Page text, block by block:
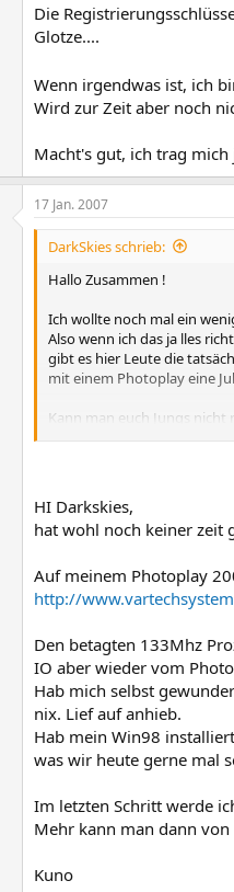
Die
Glotze....
Wenn irgendwas ist, ich
Wird zur Zeit aber noch
Macht's gut, ich trag mich
17 Jan. 2007
DarkSkies schrieb:
Hallo Zusammen !
Ich wollte noch mal ein
Also wenn ich das ja lles
gibt es hier Leute die
mit einem Photoplay eine
Kann man euch Jungs
Gruß
Oberbergischem
DarkSkies
HI Darkskies,
hat wohl noch keiner zeit
Auf meinem Photoplay
http://
Den betagten 133Mhz
IO aber wieder vom
Hab mich selbst
nix. Lief auf anhieb.
Hab mein Win98
was wir heute gerne mal
Im letzten Schritt werde
Mehr kann man dann
Kuno